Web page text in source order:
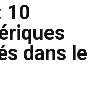
10
dans le